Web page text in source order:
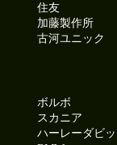
住友
加藤製作所
古河ユニック
ボルボ
スカニア
ハーレーダビ